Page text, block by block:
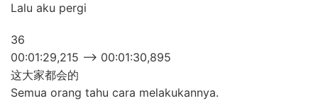
Lalu aku pergi
36
00:01:29,215 –> 00:01:30,895
这大家都会的
Semua orang tahu cara melakukannya.